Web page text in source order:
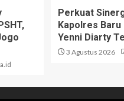
Perkuat
Kapolres
Yenni Diarty
3 Agustus 2026